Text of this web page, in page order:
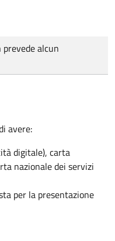
alcun
avere:
digitale), carta
nazionale dei servizi
per la presentazione